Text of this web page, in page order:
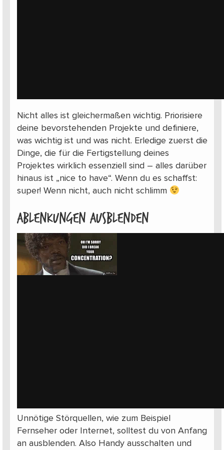
Nicht alles ist gleichermaßen wichtig. Priorisiere
deine bevorstehenden Projekte und definiere,
was wichtig ist und was nicht. Erledige zuerst die
Dinge, die für die Fertigstellung deines
Projektes wirklich essenziell sind – alles darüber
hinaus ist „nice to have“. Wenn du es schaffst:
super! Wenn nicht, auch nicht schlimm
Ablenkungen ausblenden
Unnötige Störquellen, wie zum Beispiel
Fernseher oder Internet, solltest du von Anfang
an ausblenden. Also Handy ausschalten und